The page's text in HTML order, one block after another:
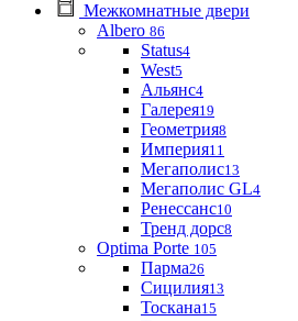
Межкомнатные двери
Albero 86
Status4
West5
Альянс4
Галерея19
Геометрия8
Империя11
Мегаполис13
Мегаполис GL4
Ренессанс10
Тренд дорс8
Optima Porte 105
Парма26
Сицилия13
Тоскана15